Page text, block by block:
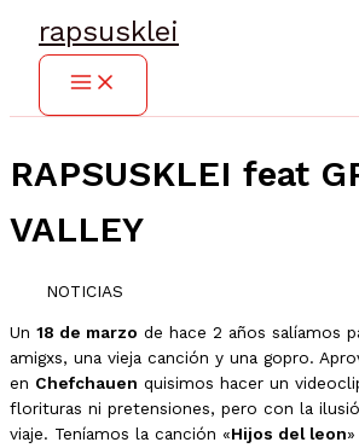
contenido
rapsusklei
RAPSUSKLEI feat
VALLEY
NOTICIAS
Un 18 de marzo de hace 2 años salíamos
amigxs, una vieja canción y una gopro.
en Chefchauen quisimos hacer un
florituras ni pretensiones, pero con la
viaje. Teníamos la canción «Hijos del leon